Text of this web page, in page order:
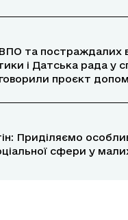
та постраждалих
і Датська рада у
проєкт
Приділяємо
сфери у